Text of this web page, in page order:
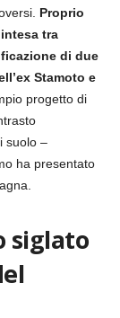
Proprio
tra
di due
Stamoto e
progetto di
suolo –
ha presentato
siglato